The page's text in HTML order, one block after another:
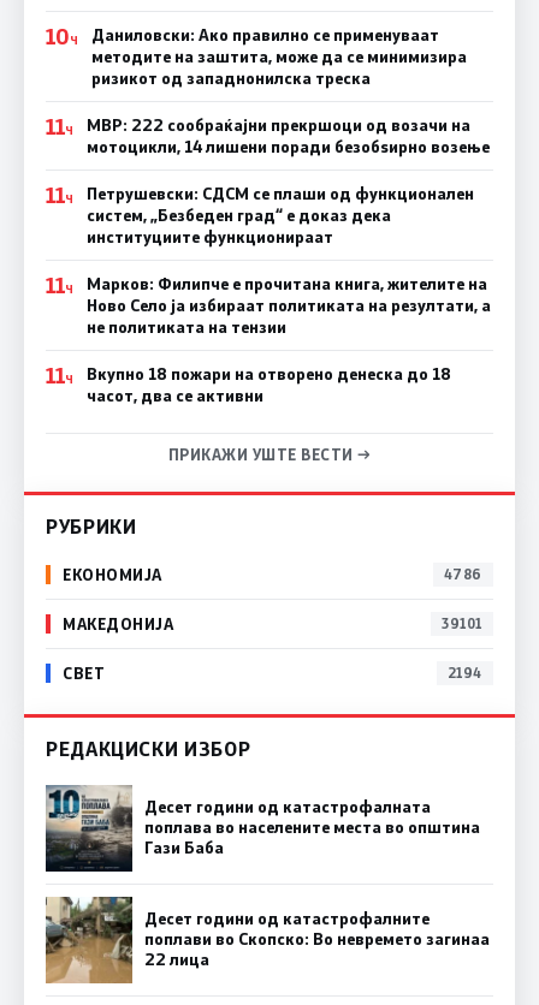
10Ч
Даниловски: Ако правилно се применуваат
методите на заштита, може да се минимизира
ризикот од западнонилска треска
11Ч
МВР: 222 сообраќајни прекршоци од возачи на
мотоцикли, 14 лишени поради безобѕирно возење
11Ч
Петрушевски: СДСМ се плаши од функционален
систем, „Безбеден град“ е доказ дека
институциите функционираат
11Ч
Марков: Филипче е прочитана книга, жителите на
Ново Село ја избираат политиката на резултати, а
не политиката на тензии
11Ч
Вкупно 18 пожари на отворено денеска до 18
часот, два се активни
ПРИКАЖИ УШТЕ ВЕСТИ →
РУБРИКИ
ЕКОНОМИЈА 4786
МАКЕДОНИЈА 39101
СВЕТ 2194
РЕДАКЦИСКИ ИЗБОР
Десет години од катастрофалната
поплава во населените места во општина
Гази Баба
Десет години од катастрофалните
поплави во Скопско: Во невремето загинаа
22 лица